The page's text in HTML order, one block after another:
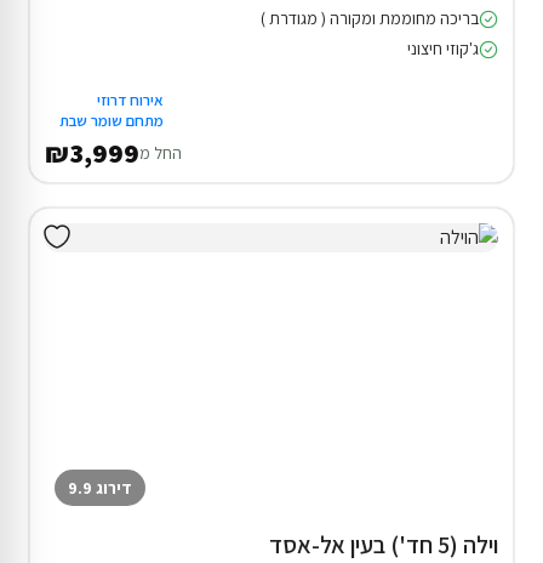
בריכה מחוממת ומקורה ( מגודרת )
ג'קוזי חיצוני
אירוח דרוזי
מתחם שומר שבת
החל מ₪3,999
דירוג 9.9
וילה (5 חד') בעין אל-אסד